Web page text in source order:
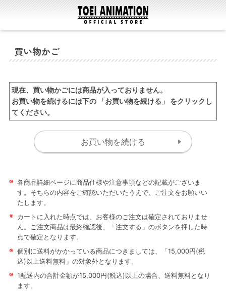
買い物かご
現在、買い物かごには商品が入っておりません。
お買い物を続けるには下の 「お買い物を続ける」 をクリックし
てください。
※ 各商品詳細ページに商品仕様や注意事項などの記載がございま
す。そちらの内容をご確認いただいたうえで、ご注文をお願いい
たします。
※ カートに入れた時点では、お客様のご注文は確定されておりませ
ん。ご注文商品は最終確認後、「注文する」のボタンを押した時
点で確定となります。
※ 個別に送料がかかっている商品につきましては、「15,000円(税
込)以上送料無料」の対象外となります。
※ 1配送内の合計金額が15,000円(税込)以上の場合、送料無料となり
ます。